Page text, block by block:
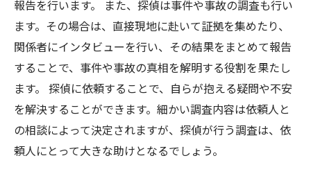
報告を行います。 また、探偵は事件や事故の調査も行い
ます。その場合は、直接現地に赴いて証拠を集めたり、
関係者にインタビューを行い、その結果をまとめて報告
することで、事件や事故の真相を解明する役割を果たし
ます。 探偵に依頼することで、自らが抱える疑問や不安
を解決することができます。細かい調査内容は依頼人と
の相談によって決定されますが、探偵が行う調査は、依
頼人にとって大きな助けとなるでしょう。